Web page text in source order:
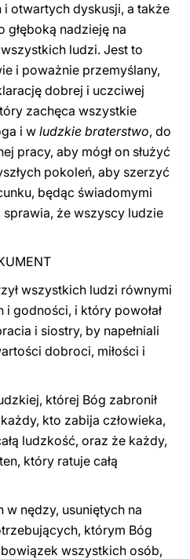
otwartych dyskusji, a także
głęboką nadzieję na
ludzi. Jest to
i poważnie przemyślany,
dobrej i uczciwej
zachęca wszystkie
i wludzkie braterstwo, do
pracy, aby mógł on służyć
pokoleń, aby szerzyć
będąc świadomymi
sprawia, że ​​wszyscy ludzie
wszystkich ludzi równymi
godności, i który powołał
i siostry, by napełniali
dobroci, miłości i
której Bóg zabronił
kto zabija człowieka,
ludzkość, oraz że każdy,
który ratuje całą
nędzy, usuniętych na
którym Bóg
wszystkich osób,